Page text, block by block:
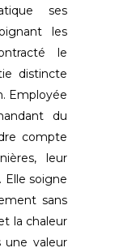
ses
les
le
distincte
Employée
du
compte
leur
soigne
sans
la chaleur
une valeur